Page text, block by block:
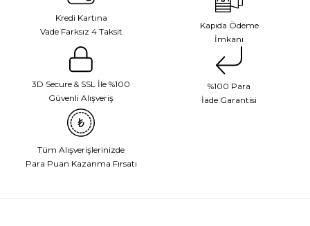
Kredi Kartına
Vade Farksız 4 Taksit
Kapıda Ödeme
İmkanı
3D Secure & SSL İle %100
Güvenli Alışveriş
%100 Para
İade Garantisi
Tüm Alışverişlerinizde
Para Puan Kazanma Fırsatı